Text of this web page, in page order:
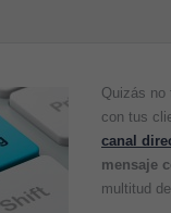
Quizás no
con tus
canal
mensaje
multitud